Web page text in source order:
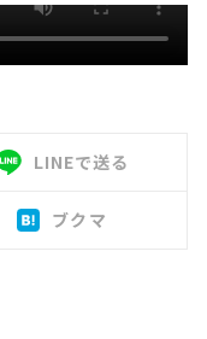
LINEで送る
ブクマ